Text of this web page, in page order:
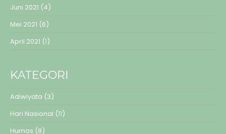
Juni 2021 (4)
Mei 2021 (6)
April 2021 (1)
KATEGORI
Adiwiyata (3)
Hari Nasional (11)
Humas (8)